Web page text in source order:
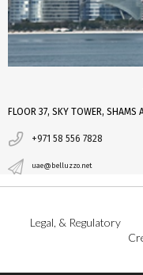
FLOOR 37, SKY TOWER, SHAMS
+971 58 556 7828
uae@belluzzo.net
Legal, & Regulatory